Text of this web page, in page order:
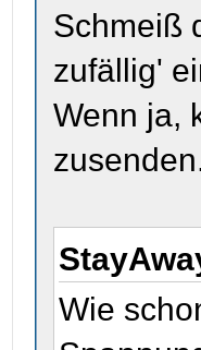
Schmeiß
zufällig'
Wenn ja,
Wie